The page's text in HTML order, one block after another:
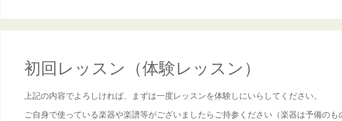
初回レッスン（体験レッスン）
上記の内容でよろしければ、まずは一度レッスンを体験しにいらしてください。
ご自身で使っている楽器や楽譜等がございましたらご持参ください（楽器は予備の